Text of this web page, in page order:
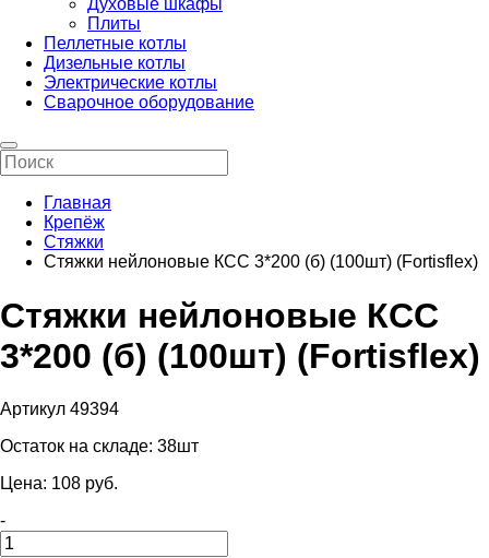
Духовые шкафы
Плиты
Пеллетные котлы
Дизельные котлы
Электрические котлы
Сварочное оборудование
Главная
Крепёж
Стяжки
Стяжки нейлоновые КСС 3*200 (б) (100шт) (Fortisflex)
Стяжки нейлоновые КСС
3*200 (б) (100шт) (Fortisflex)
Артикул 49394
Остаток на складе: 38шт
Цена: 108 pуб.
-